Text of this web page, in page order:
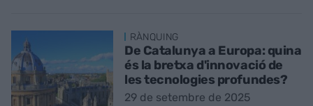
RÀNQUING
De Catalunya a Europa: quina
és la bretxa d'innovació de
les tecnologies profundes?
29 de setembre de 2025